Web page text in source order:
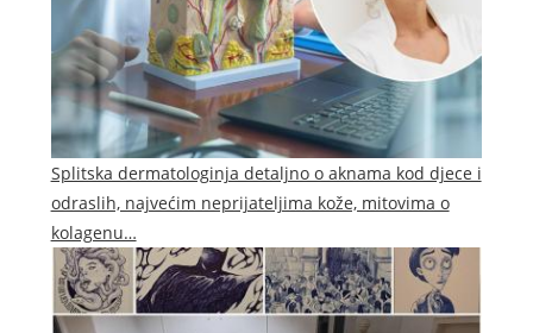
Splitska dermatologinja detaljno o aknama kod djece i
odraslih, najvećim neprijateljima kože, mitovima o
kolagenu…